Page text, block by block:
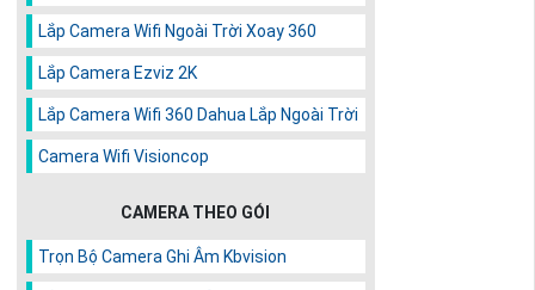
Lắp Camera Wifi Ngoài Trời Xoay 360
Lắp Camera Ezviz 2K
Lắp Camera Wifi 360 Dahua Lắp Ngoài Trời
Camera Wifi Visioncop
CAMERA THEO GÓI
Trọn Bộ Camera Ghi Âm Kbvision